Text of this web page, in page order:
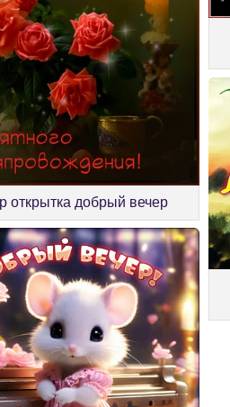
открытка добрый вечер